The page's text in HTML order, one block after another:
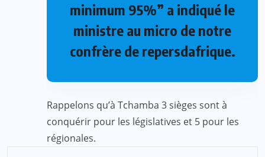
minimum 95%” a indiqué le
ministre au micro de notre
confrère de repersdafrique.
Rappelons qu’à Tchamba 3 sièges sont à
conquérir pour les législatives et 5 pour les
régionales.